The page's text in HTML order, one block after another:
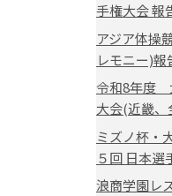
手権大会 報
アジア体操
レモニー)報
令和8年度
大会(近畿
ミズノ杯・
５回 日本
浪商学園レ